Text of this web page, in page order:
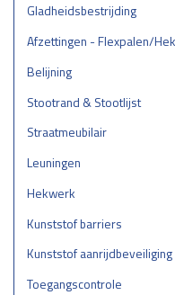
Gladheidsbestrijding
Afzettingen - Flexpalen/
Belijning
Stootrand & Stootlijst
Straatmeubilair
Leuningen
Hekwerk
Kunststof barriers
Kunststof aanrijdbeveiliging
Toegangscontrole